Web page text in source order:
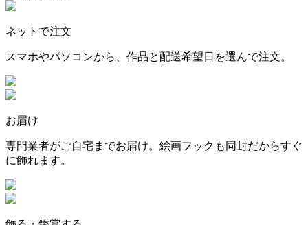
ネットで注文
スマホやパソコンから、作品と配送希望日を選んで注文。
お届け
専門業者がご自宅までお届け。絵画フックも同封だからすぐ
に飾れます。